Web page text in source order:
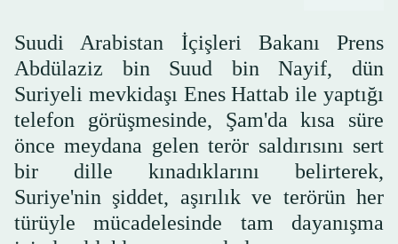
Suudi Arabistan İçişleri Bakanı Prens
Abdülaziz bin Suud bin Nayif, dün
Suriyeli mevkidaşı Enes Hattab ile yaptığı
telefon görüşmesinde, Şam'da kısa süre
önce meydana gelen terör saldırısını sert
bir dille kınadıklarını belirterek,
Suriye'nin şiddet, aşırılık ve terörün her
türüyle mücadelesinde tam dayanışma